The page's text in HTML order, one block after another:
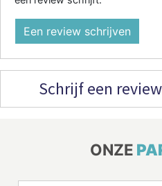
Een review schrijven
Schrijf een review
ONZE